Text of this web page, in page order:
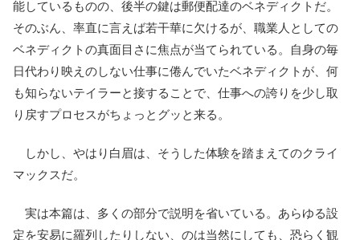
能しているものの、後半の鍵は郵便配達のベネディクトだ。
そのぶん、率直に言えば若干華に欠けるが、職業人としての
ベネディクトの真面目さに焦点が当てられている。自身の毎
日代わり映えのしない仕事に倦んでいたベネディクトが、何
も知らないテイラーと接することで、仕事への誇りを少し取
り戻すプロセスがちょっとグッと来る。
しかし、やはり白眉は、そうした体験を踏まえてのクライ
マックスだ。
実は本篇は、多くの部分で説明を省いている。あらゆる設
定を安易に羅列したりしない、のは当然にしても、恐らく観